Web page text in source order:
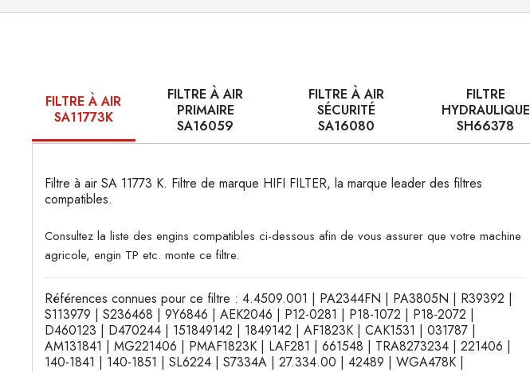
FILTRE À AIR
SA11773K
FILTRE À AIR
PRIMAIRE
SA16059
FILTRE À AIR
SÉCURITÉ
SA16080
FILTRE
HYDRAULIQUE
SH66378
Filtre à air SA 11773 K. Filtre de marque HIFI FILTER, la marque leader des filtres
compatibles.
Consultez la liste des engins compatibles ci-dessous afin de vous assurer que votre machine
agricole, engin TP etc. monte ce filtre.
Références connues pour ce filtre : 4.4509.001 | PA2344FN | PA3805N | R39392 |
S113979 | S236468 | 9Y6846 | AEK2046 | P12-0281 | P18-1072 | P18-2072 |
D460123 | D470244 | 151849142 | 1849142 | AF1823K | CAK1531 | 031787 |
AM131841 | MG221406 | PMAF1823K | LAF281 | 661548 | TRA8273234 | 221406 |
140-1841 | 140-1851 | SL6224 | S7334A | 27.334.00 | 42489 | WGA478K |